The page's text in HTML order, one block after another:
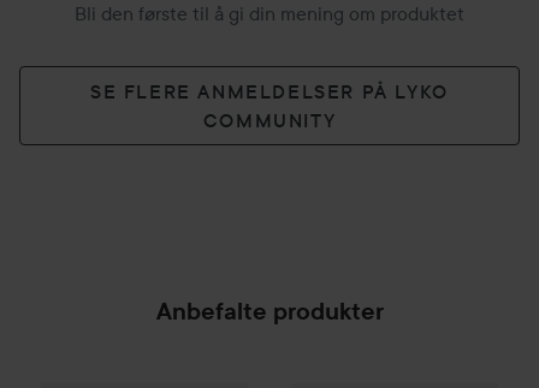
Bli den første til å gi din mening om produktet
SE FLERE ANMELDELSER PÅ LYKO
COMMUNITY
Anbefalte produkter